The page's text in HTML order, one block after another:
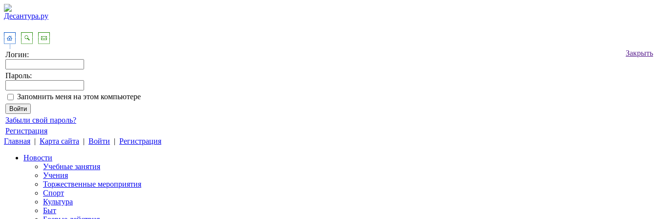
Закрыть
Логин:
Пароль:
Запомнить меня на этом компьютере
Забыли свой пароль?
Регистрация
Главная | Карта сайта | Войти | Регистрация
Новости
Учебные занятия
Учения
Торжественные мероприятия
Спорт
Культура
Быт